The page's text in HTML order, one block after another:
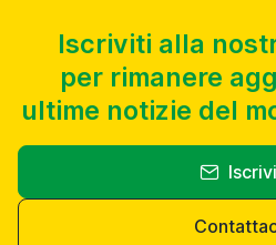
Iscriviti alla
per rimanere
ultime notizie del